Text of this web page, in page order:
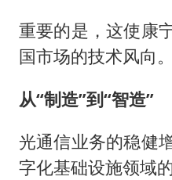
重要的是，这使康
国市场的技术风向。
从“制造”到“智造”
光通信业务的稳健
字化基础设施领域